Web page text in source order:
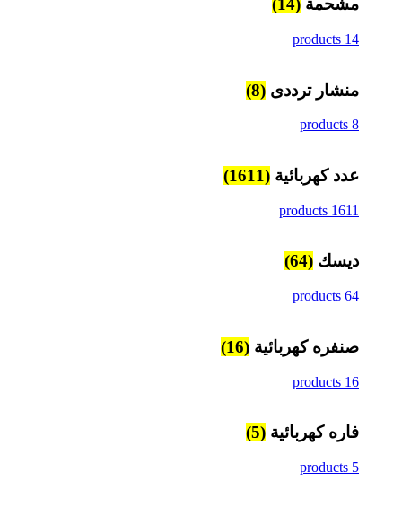
مشحمة (14)
14 products
منشار ترددى (8)
8 products
عدد كهربائية (1611)
1611 products
ديسك (64)
64 products
صنفره كهربائية (16)
16 products
فاره كهربائية (5)
5 products